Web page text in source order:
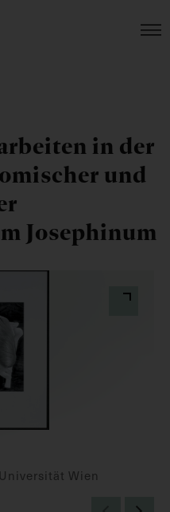
in der
und
Josephinum
Wien